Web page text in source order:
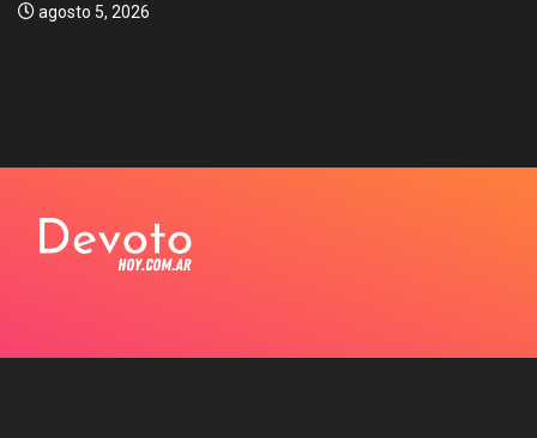
agosto 5, 2026